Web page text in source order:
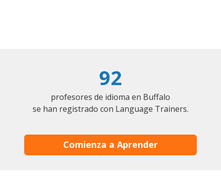
92
profesores de idioma en Buffalo
se han registrado con Language Trainers.
Comienza a Aprender